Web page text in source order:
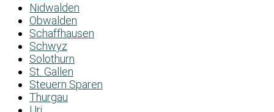
Nidwalden
Obwalden
Schaffhausen
Schwyz
Solothurn
St. Gallen
Steuern Sparen
Thurgau